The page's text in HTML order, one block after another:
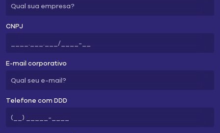
CNPJ
E-mail corporativo
Telefone com DDD